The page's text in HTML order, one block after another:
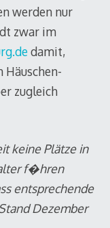
werden nur
zwar im
damit,
Häuschen-
zugleich
keine Plätze in
f�hren
entsprechende
Dezember